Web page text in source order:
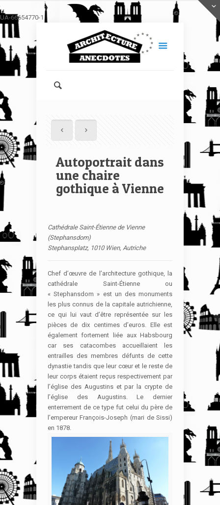
UA-66654770-1
Autoportrait dans
une chaire
gothique à Vienne
Cathédrale Saint-Étienne de Vienne
(Stephansdom)
Stephansplatz, 1010 Wien, Autriche
Chef d’œuvre de l’architecture gothique, la
cathédrale Saint-Étienne ou
« Stephansdom » est un des monuments
les plus connus de la capitale autrichienne,
ce qui lui vaut d’être représentée sur les
pièces de dix centimes d’euros. Elle est
également fortement liée aux Habsbourg
car ses catacombes accueillaient les
entrailles des membres défunts de cette
dynastie tandis que leur cœur et le reste de
leur corps étaient reçus respectivement par
l’église des Augustins et par la crypte de
l’église des Augustins. Le dernier
enterrement de ce type fut celui du père de
l’empereur François-Joseph (mari de Sissi)
en 1878.